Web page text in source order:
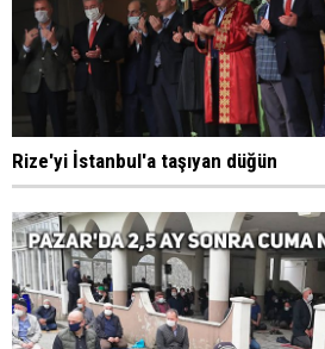
Rize'yi İstanbul'a taşıyan düğün